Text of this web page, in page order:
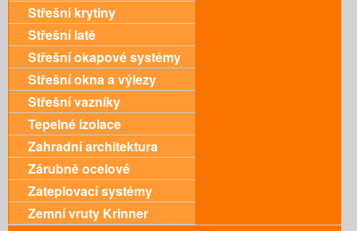
Střešní krytiny
Střešní latě
Střešní okapové systémy
Střešní okna a výlezy
Střešní vazníky
Tepelné izolace
Zahradní architektura
Zárubně ocelové
Zateplovací systémy
Zemní vruty Krinner